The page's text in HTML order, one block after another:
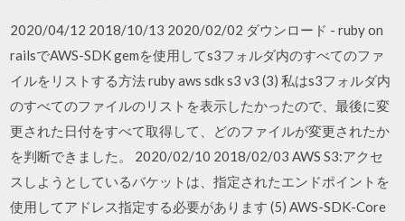
2020/04/12 2018/10/13 2020/02/02 ダウンロード - ruby on
railsでAWS-SDK gemを使用してs3フォルダ内のすべてのファ
イルをリストする方法 ruby aws sdk s3 v3 (3) 私はs3フォルダ内
のすべてのファイルのリストを表示したかったので、最後に変
更された日付をすべて取得して、どのファイルが変更されたか
を判断できました。 2020/02/10 2018/02/03 AWS S3:アクセ
スしようとしているバケットは、指定されたエンドポイントを
使用してアドレス指定する必要があります (5) AWS-SDK-Core